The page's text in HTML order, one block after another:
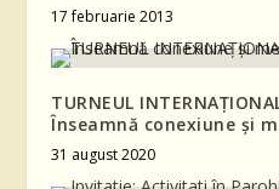
17 februarie 2013
TURNEUL
Înseamnă conexiune și
31 august 2020